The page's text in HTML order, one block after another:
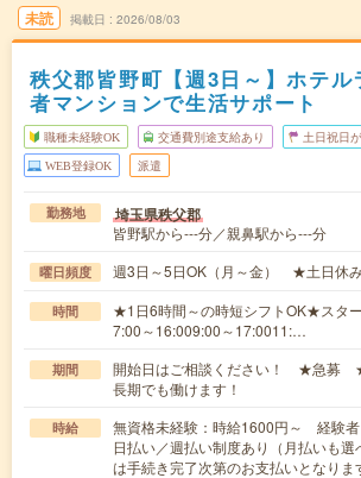
未読 掲載日 2026/08/03
秩父郡皆野町【週3日～】ホテル
者マンションで生活サポート
職種未経験OK 交通費別途支給あり 土日祝日
WEB登録OK 派遣
勤務地 埼玉県秩父郡
皆野駅から---分／親鼻駅から---分
曜日頻度 週3日～5日OK（月～金） ★土日休
時間
★1日6時間～の時短シフトOK★スタ
7:00～16:009:00～17:0011:…
期間
開始日はご相談ください！ ★急募 ★
長期でも働けます！
時給
無資格未経験：時給1600円～ 経験
日払い／週払い制度あり（月払いも
は手続き完了次第のお支払いとなりま